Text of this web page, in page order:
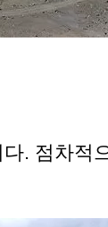
. 점차적